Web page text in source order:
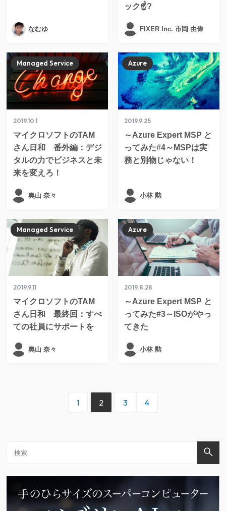
なむゆ
ック☝?
FIXER Inc. 市岡 由偉
2019.10.1
マイクロソフトのTAM
さん日和 番外編：デジ
タルの力でビジネスと未
来を変えろ！
Managed Service
奥山 奈々
2019.9.25
～Azure Expert MSP と
ってみた#4～MSPは実
務と別物じゃない！
Azure
小林 勲
2019.9.11
マイクロソフトのTAM
さん日和 最終回：すべ
ての社員にサポートを
Managed Service
奥山 奈々
2019.8.28
～Azure Expert MSP と
ってみた#3～ISOがやっ
てきた
Azure
小林 勲
1 2 3 4